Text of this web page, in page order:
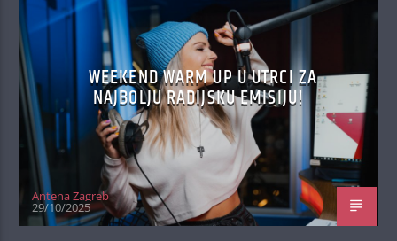
WEEKEND WARM UP U UTRCI ZA
NAJBOLJU RADIJSKU EMISIJU!
Antena Zagreb
29/10/2025